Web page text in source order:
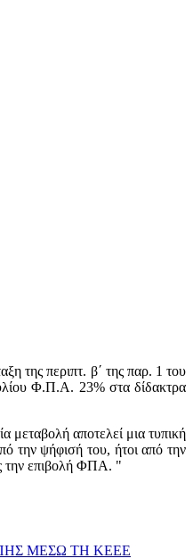
της περιπτ. β΄ της παρ. 1 του
Φ.Π.Α. 23% στα δίδακτρα
αποτελεί μια τυπική
την ψήφισή του, ήτοι από την
την επιβολή ΦΠΑ. "
ΜΕΣΩ ΤΗ ΚΕΕΕ